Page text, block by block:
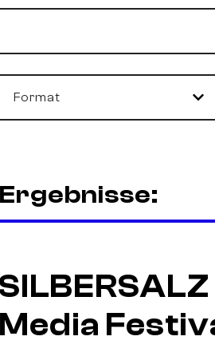
Format
Media